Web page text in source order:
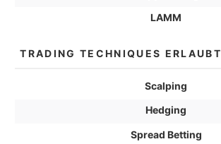
LAMM
TRADING TECHNIQUES ERLAUBT
Scalping
Hedging
Spread Betting